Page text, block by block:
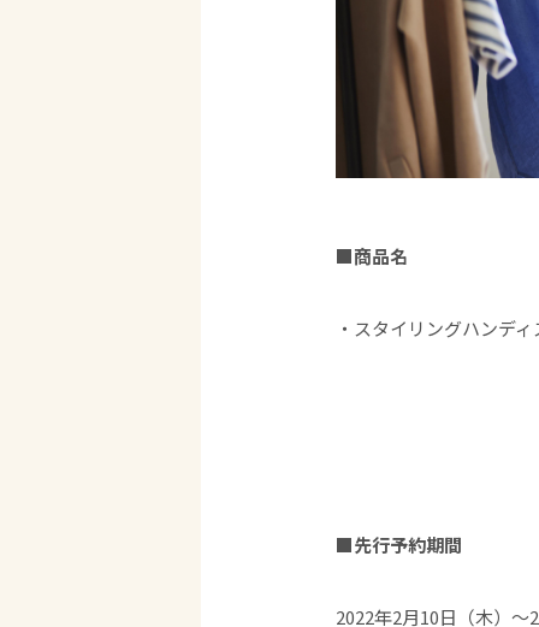
■商品名​​
・スタイリングハンデ
■先行予約期間​
2022年2月10日（木）～